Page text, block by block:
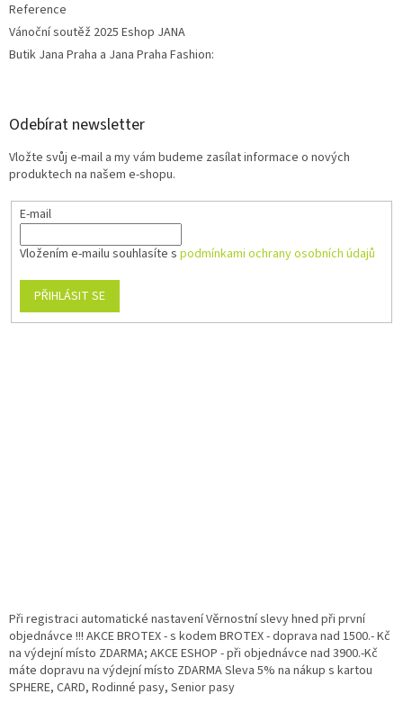
Reference
Vánoční soutěž 2025 Eshop JANA
Butik Jana Praha a Jana Praha Fashion:
Odebírat newsletter
Vložte svůj e-mail a my vám budeme zasílat informace o nových
produktech na našem e-shopu.
E-mail
Vložením e-mailu souhlasíte s podmínkami ochrany osobních údajů
PŘIHLÁSIT SE
Při registraci automatické nastavení Věrnostní slevy hned při první
objednávce !!! AKCE BROTEX - s kodem BROTEX - doprava nad 1500.- Kč
na výdejní místo ZDARMA; AKCE ESHOP - při objednávce nad 3900.-Kč
máte dopravu na výdejní místo ZDARMA Sleva 5% na nákup s kartou
SPHERE, CARD, Rodinné pasy, Senior pasy